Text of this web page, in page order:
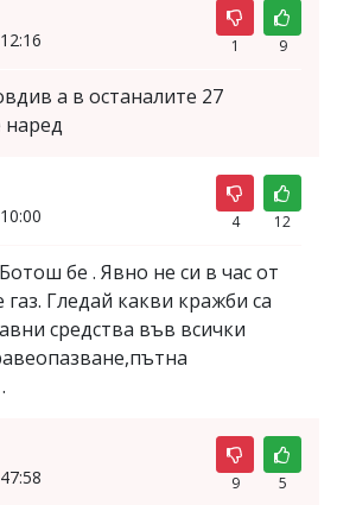
1 9
а в останалите 27
наред
4 12
бе . Явно не си в час от
Гледай какви кражби са
средства във всички
9 5